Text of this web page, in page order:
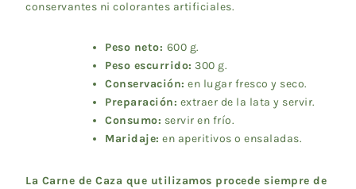
conservantes ni colorantes artificiales.
Peso neto: 600 g.
Peso escurrido: 300 g.
Conservación: en lugar fresco y seco.
Preparación: extraer de la lata y servir.
Consumo: servir en frío.
Maridaje: en aperitivos o ensaladas.
La Carne de Caza que utilizamos procede siempre de